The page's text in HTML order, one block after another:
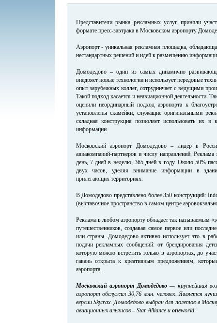
Представители рынка рекламных услуг приняли
формате пресс-завтрака в Московском аэропорту
Аэропорт - уникальная рекламная площадка,
нестандартных решений и идей к размещению
Домодедово – один из самых динамично
внедряет новые технологии и использует передовые
опыт зарубежных коллег, сотрудничает с ведущими
Такой подход касается и неавиационной деятельности.
оценили неординарный подход аэропорта к
установлены скамейки, служащие оригинальными
складная конструкция позволяет использовать их
информации.
Московский аэропорт Домодедово – лидер в
авиакомпаний-партнеров и числу направлений.
день, 7 дней в неделю, 365 дней в году. Около 50%
двух часов, уделяя внимание информации в
прилегающих территориях.
В Домодедово представлено более 350 конструкций:
(выставочное пространство в самом центре
Реклама в любом аэропорту обладает так называемым
путешественников, создавая самое первое или
или страны. Домодедово активно использует это в
подачи рекламных сообщений: от брендирования
которую можно встретить только в аэропортах, до
гавань открыта к креативным предложениям,
аэропорта.
Московский аэропорт Домодедово— крупнейшая
аэропорт обслужил 30,76 млн. человек. Является
версии Skytrax. Домодедово выбран для полетов в
авиационных альянсов – Star Alliance и oneworld.